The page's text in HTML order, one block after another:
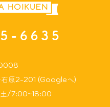
石原2-201 (Googleへ)
/7:00~18:00